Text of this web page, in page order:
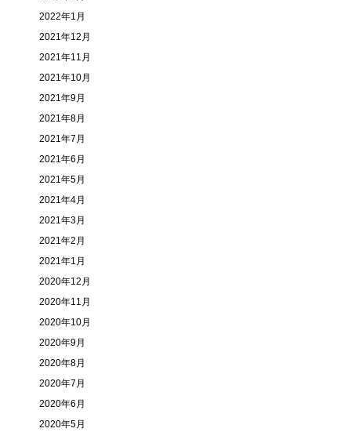
2022年1月
2021年12月
2021年11月
2021年10月
2021年9月
2021年8月
2021年7月
2021年6月
2021年5月
2021年4月
2021年3月
2021年2月
2021年1月
2020年12月
2020年11月
2020年10月
2020年9月
2020年8月
2020年7月
2020年6月
2020年5月